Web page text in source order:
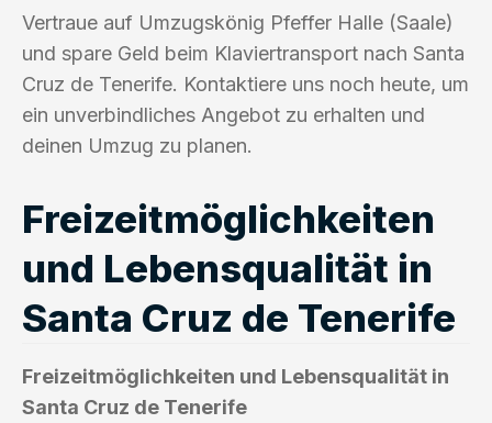
Vertraue auf Umzugskönig Pfeffer Halle (Saale)
und spare Geld beim Klaviertransport nach Santa
Cruz de Tenerife. Kontaktiere uns noch heute, um
ein unverbindliches Angebot zu erhalten und
deinen Umzug zu planen.
Freizeitmöglichkeiten
und Lebensqualität in
Santa Cruz de Tenerife
Freizeitmöglichkeiten und Lebensqualität in
Santa Cruz de Tenerife